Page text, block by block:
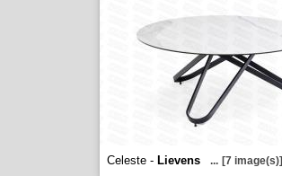
Celeste - Lievens ... [7 image(s)]